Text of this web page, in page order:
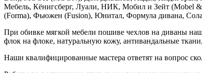
Мебель, Кёнигсберг, Луали, НИК, Мобил и Зейт (Mobel
(Forma), Фьюжен (Fusion), Юнитал, Формула дивана,
При обивке мягкой мебели пошиве чехлов на диваны
флок на флоке, натуральную кожу, антивандальные
Наши квалифицированные мастера ответят на вопрос